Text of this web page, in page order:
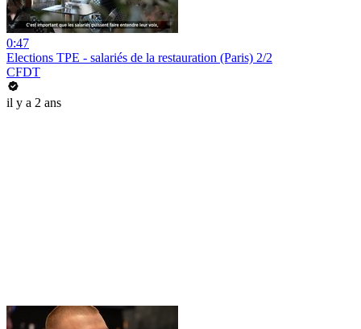
0:47
Elections TPE - salariés de la restauration (Paris) 2/2
CFDT
il y a 2 ans